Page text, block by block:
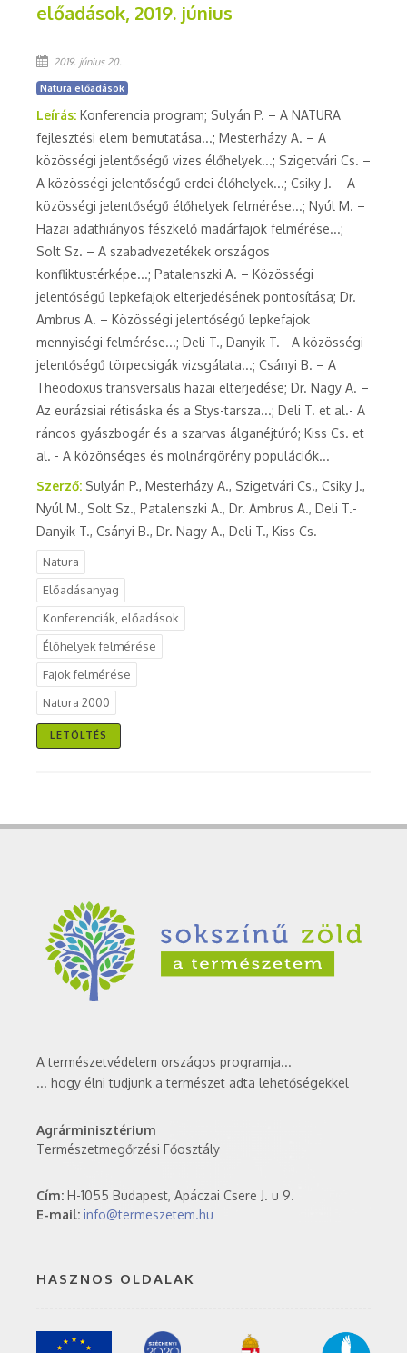
előadások, 2019. június
2019. június 20.
Natura előadások
Leírás: Konferencia program; Sulyán P. – A NATURA
fejlesztési elem bemutatása...; Mesterházy A. – A
közösségi jelentőségű vizes élőhelyek...; Szigetvári Cs. –
A közösségi jelentőségű erdei élőhelyek...; Csiky J. – A
közösségi jelentőségű élőhelyek felmérése...; Nyúl M. –
Hazai adathiányos fészkelő madárfajok felmérése...;
Solt Sz. – A szabadvezetékek országos
konfliktustérképe...; Patalenszki A. – Közösségi
jelentőségű lepkefajok elterjedésének pontosítása; Dr.
Ambrus A. – Közösségi jelentőségű lepkefajok
mennyiségi felmérése...; Deli T., Danyik T. - A közösségi
jelentőségű törpecsigák vizsgálata...; Csányi B. – A
Theodoxus transversalis hazai elterjedése; Dr. Nagy A. –
Az eurázsiai rétisáska és a Stys-tarsza...; Deli T. et al.- A
ráncos gyászbogár és a szarvas álganéjtúró; Kiss Cs. et
al. - A közönséges és molnárgörény populációk...
Szerző: Sulyán P., Mesterházy A., Szigetvári Cs., Csiky J.,
Nyúl M., Solt Sz., Patalenszki A., Dr. Ambrus A., Deli T.-
Danyik T., Csányi B., Dr. Nagy A., Deli T., Kiss Cs.
Natura
Előadásanyag
Konferenciák, előadások
Élőhelyek felmérése
Fajok felmérése
Natura 2000
LETÖLTÉS
A természetvédelem országos programja...
... hogy élni tudjunk a természet adta lehetőségekkel
Agrárminisztérium
Természetmegőrzési Főosztály
Cím: H-1055 Budapest, Apáczai Csere J. u 9.
E-mail: info@termeszetem.hu
HASZNOS OLDALAK